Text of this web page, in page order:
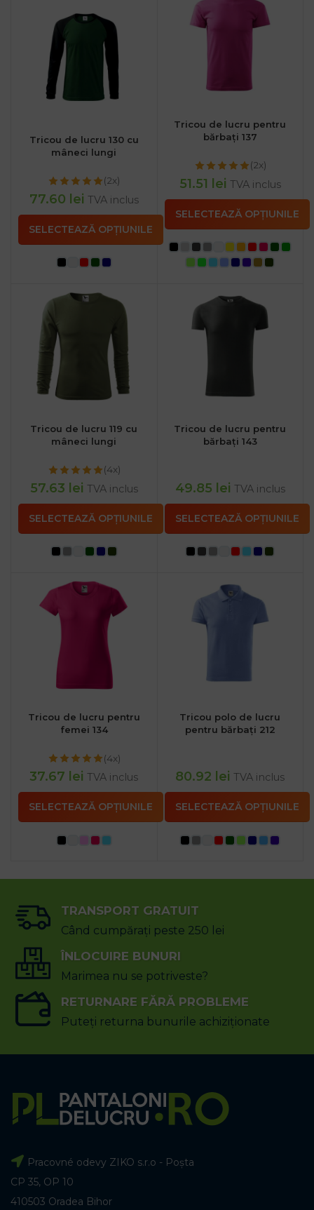
Tricou de lucru 130 cu
mâneci lungi
(2x)
77.60 lei TVA inclus
SELECTEAZĂ OPȚIUNILE
Tricou de lucru pentru
bărbați 137
(2x)
51.51 lei TVA inclus
SELECTEAZĂ OPȚIUNILE
Tricou de lucru 119 cu
mâneci lungi
(4x)
57.63 lei TVA inclus
SELECTEAZĂ OPȚIUNILE
Tricou de lucru pentru
bărbați 143
49.85 lei TVA inclus
SELECTEAZĂ OPȚIUNILE
Tricou de lucru pentru
femei 134
(4x)
37.67 lei TVA inclus
SELECTEAZĂ OPȚIUNILE
Tricou polo de lucru
pentru bărbați 212
80.92 lei TVA inclus
SELECTEAZĂ OPȚIUNILE
TRANSPORT GRATUIT
Când cumpărați peste 250 lei
ÎNLOCUIRE BUNURI
Marimea nu se potriveste?
RETURNARE FĂRĂ PROBLEME
Puteți returna bunurile achiziționate
Pracovné odevy ZIKO s.r.o - Poșta
CP 35, OP 10
410503 Oradea Bihor